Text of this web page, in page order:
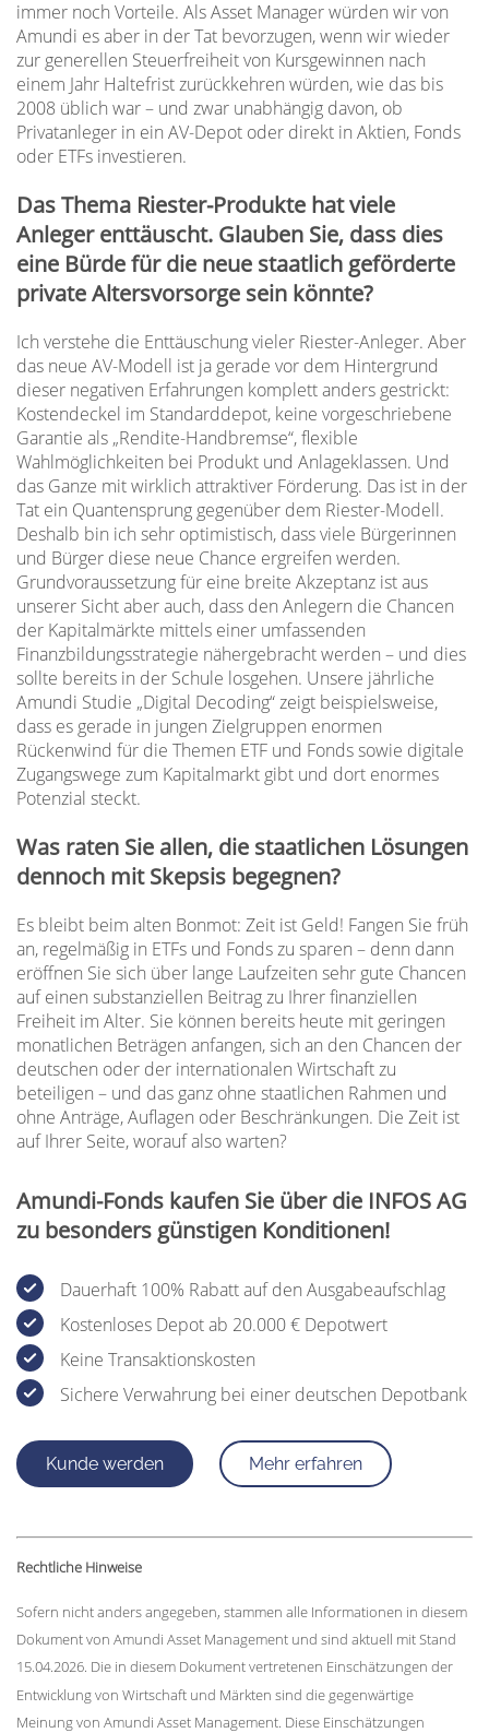
immer noch Vorteile. Als Asset Manager würden wir von
Amundi es aber in der Tat bevorzugen, wenn wir wieder
zur generellen Steuerfreiheit von Kursgewinnen nach
einem Jahr Haltefrist zurückkehren würden, wie das bis
2008 üblich war – und zwar unabhängig davon, ob
Privatanleger in ein AV-Depot oder direkt in Aktien, Fonds
oder ETFs investieren.
Das Thema Riester-Produkte hat viele
Anleger enttäuscht. Glauben Sie, dass dies
eine Bürde für die neue staatlich geförderte
private Altersvorsorge sein könnte?
Ich verstehe die Enttäuschung vieler Riester-Anleger. Aber
das neue AV-Modell ist ja gerade vor dem Hintergrund
dieser negativen Erfahrungen komplett anders gestrickt:
Kostendeckel im Standarddepot, keine vorgeschriebene
Garantie als „Rendite-Handbremse“, flexible
Wahlmöglichkeiten bei Produkt und Anlageklassen. Und
das Ganze mit wirklich attraktiver Förderung. Das ist in der
Tat ein Quantensprung gegenüber dem Riester-Modell.
Deshalb bin ich sehr optimistisch, dass viele Bürgerinnen
und Bürger diese neue Chance ergreifen werden.
Grundvoraussetzung für eine breite Akzeptanz ist aus
unserer Sicht aber auch, dass den Anlegern die Chancen
der Kapitalmärkte mittels einer umfassenden
Finanzbildungsstrategie nähergebracht werden – und dies
sollte bereits in der Schule losgehen. Unsere jährliche
Amundi Studie „Digital Decoding“ zeigt beispielsweise,
dass es gerade in jungen Zielgruppen enormen
Rückenwind für die Themen ETF und Fonds sowie digitale
Zugangswege zum Kapitalmarkt gibt und dort enormes
Potenzial steckt.
Was raten Sie allen, die staatlichen Lösungen
dennoch mit Skepsis begegnen?
Es bleibt beim alten Bonmot: Zeit ist Geld! Fangen Sie früh
an, regelmäßig in ETFs und Fonds zu sparen – denn dann
eröffnen Sie sich über lange Laufzeiten sehr gute Chancen
auf einen substanziellen Beitrag zu Ihrer finanziellen
Freiheit im Alter. Sie können bereits heute mit geringen
monatlichen Beträgen anfangen, sich an den Chancen der
deutschen oder der internationalen Wirtschaft zu
beteiligen – und das ganz ohne staatlichen Rahmen und
ohne Anträge, Auflagen oder Beschränkungen. Die Zeit ist
auf Ihrer Seite, worauf also warten?
Amundi-Fonds kaufen Sie über die INFOS AG
zu besonders günstigen Konditionen!
Dauerhaft 100% Rabatt auf den Ausgabeaufschlag
Kostenloses Depot ab 20.000 € Depotwert
Keine Transaktionskosten
Sichere Verwahrung bei einer deutschen Depotbank
Kunde werden Mehr erfahren
Rechtliche Hinweise
Sofern nicht anders angegeben, stammen alle Informationen in diesem
Dokument von Amundi Asset Management und sind aktuell mit Stand
15.04.2026. Die in diesem Dokument vertretenen Einschätzungen der
Entwicklung von Wirtschaft und Märkten sind die gegenwärtige
Meinung von Amundi Asset Management. Diese Einschätzungen